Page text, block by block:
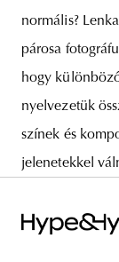
normális?
párosa
hogy
nyelvezetük
színek és
jelenetekkel